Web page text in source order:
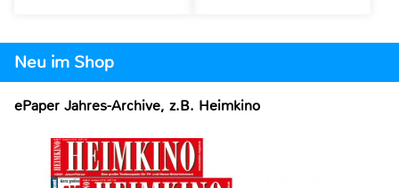
Neu im Shop
ePaper Jahres-Archive, z.B. Heimkino